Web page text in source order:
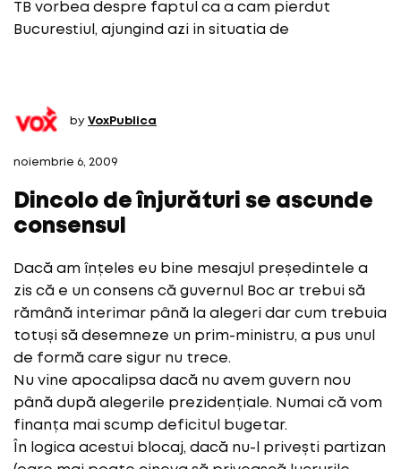
TB vorbea despre faptul ca a cam pierdut
Bucurestiul, ajungind azi in situatia de
by VoxPublica
noiembrie 6, 2009
Dincolo de înjurături se ascunde
consensul
Dacă am înțeles eu bine mesajul președintele a
zis că e un consens că guvernul Boc ar trebui să
rămână interimar până la alegeri dar cum trebuia
totuși să desemneze un prim-ministru, a pus unul
de formă care sigur nu trece.
Nu vine apocalipsa dacă nu avem guvern nou
până după alegerile prezidențiale. Numai că vom
finanța mai scump deficitul bugetar.
În logica acestui blocaj, dacă nu-l privești partizan